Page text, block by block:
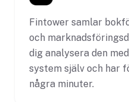
Fintower samlar
och
dig analysera den
system själv och har
några minuter.